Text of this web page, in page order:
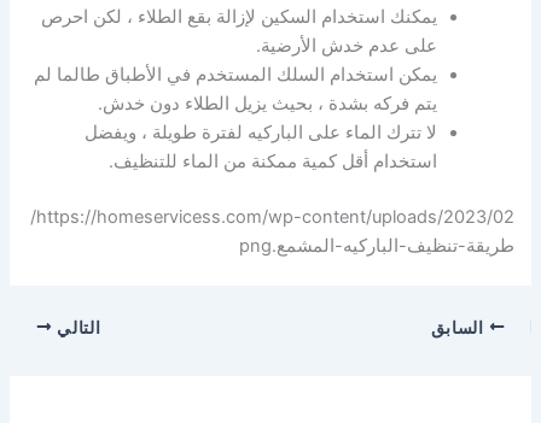
يمكنك استخدام السكين لإزالة بقع الطلاء ، لكن احرص
على عدم خدش الأرضية.
يمكن استخدام السلك المستخدم في الأطباق طالما لم
يتم فركه بشدة ، بحيث يزيل الطلاء دون خدش.
لا تترك الماء على الباركيه لفترة طويلة ، ويفضل
استخدام أقل كمية ممكنة من الماء للتنظيف.
https://homeservicess.com/wp-content/uploads/2023/02/
طريقة-تنظيف-الباركيه-المشمع.png
السابق التالي